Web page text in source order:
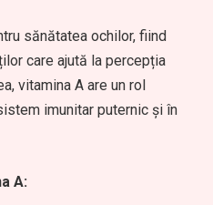
sănătatea ochilor, fiind
care ajută la percepția
vitamina A are un rol
imunitar puternic și în
A: